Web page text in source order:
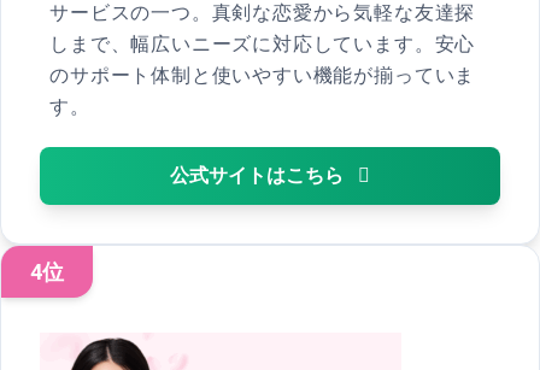
サービスの一つ。真剣な恋愛から気軽な友達探
しまで、幅広いニーズに対応しています。安心
のサポート体制と使いやすい機能が揃っていま
す。
公式サイトはこちら
4位